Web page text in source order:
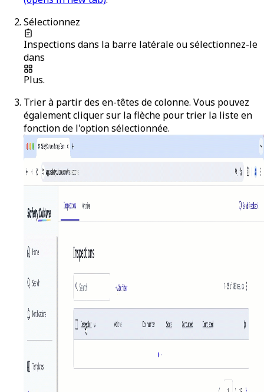
Sélectionnez
Inspections dans la barre latérale ou sélectionnez-le
dans
Plus.
Trier à partir des en-têtes de colonne. Vous pouvez
également cliquer sur la flèche pour trier la liste en
fonction de l'option sélectionnée.